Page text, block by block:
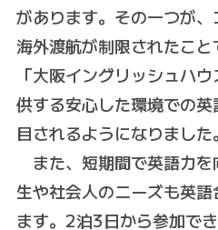
があります。その一つが
海外渡航が制限されたこと
「大阪イングリッシュハ
供する安心した環境での
目されるようになりました。
また、短期間で英語力
生や社会人のニーズも英
ます。2泊3日から参加で